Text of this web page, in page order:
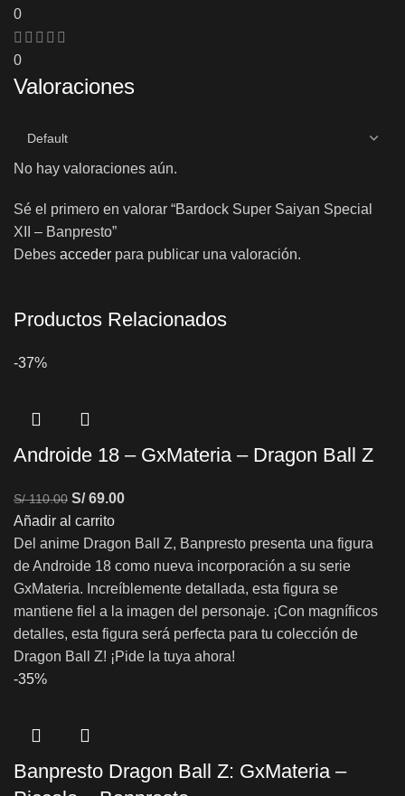
0
0
Valoraciones
No hay valoraciones aún.
Sé el primero en valorar “Bardock Super Saiyan Special
XII – Banpresto”
Debes acceder para publicar una valoración.
Productos Relacionados
-37%
Androide 18 – GxMateria – Dragon Ball Z
S/110.00 S/69.00
Añadir al carrito
Del anime Dragon Ball Z, Banpresto presenta una figura
de Androide 18 como nueva incorporación a su serie
GxMateria. Increíblemente detallada, esta figura se
mantiene fiel a la imagen del personaje. ¡Con magníficos
detalles, esta figura será perfecta para tu colección de
Dragon Ball Z! ¡Pide la tuya ahora!
-35%
Banpresto Dragon Ball Z: GxMateria –